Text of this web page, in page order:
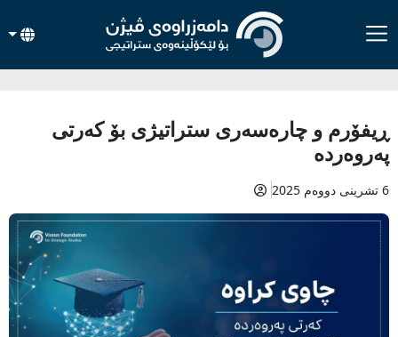
ڕیفۆرم و چارەسەری ستراتیژی بۆ کەرتی
پەروەردە
6 تشرینی دووەم 2025